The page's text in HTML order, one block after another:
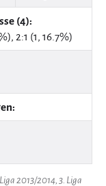
(4):
2:1 (1, 16.7%)
2013/2014, 3. Liga